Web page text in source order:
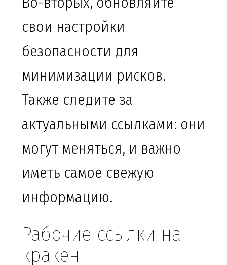
свои настройки
безопасности для
минимизации рисков.
Также следите за
актуальными ссылками: они
могут меняться, и важно
иметь самое свежую
информацию.
Рабочие ссылки на
кракен